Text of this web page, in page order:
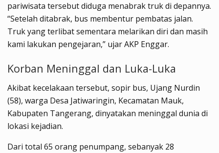
pariwisata tersebut diduga menabrak truk di depannya.
“Setelah ditabrak, bus membentur pembatas jalan.
Truk yang terlibat sementara melarikan diri dan masih
kami lakukan pengejaran,” ujar AKP Enggar.
Korban Meninggal dan Luka-Luka
Akibat kecelakaan tersebut, sopir bus, Ujang Nurdin
(58), warga Desa Jatiwaringin, Kecamatan Mauk,
Kabupaten Tangerang, dinyatakan meninggal dunia di
lokasi kejadian.
Dari total 65 orang penumpang, sebanyak 28